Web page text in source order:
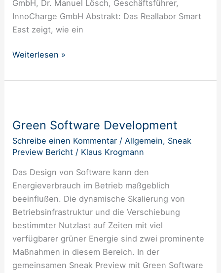
GmbH, Dr. Manuel Lösch, Geschäftsführer,
InnoCharge GmbH Abstrakt: Das Reallabor Smart
East zeigt, wie ein
Weiterlesen »
Green Software Development
Schreibe einen Kommentar / Allgemein, Sneak
Preview Bericht / Klaus Krogmann
Das Design von Software kann den
Energieverbrauch im Betrieb maßgeblich
beeinflußen. Die dynamische Skalierung von
Betriebsinfrastruktur und die Verschiebung
bestimmter Nutzlast auf Zeiten mit viel
verfügbarer grüner Energie sind zwei prominente
Maßnahmen in diesem Bereich. In der
gemeinsamen Sneak Preview mit Green Software
Development